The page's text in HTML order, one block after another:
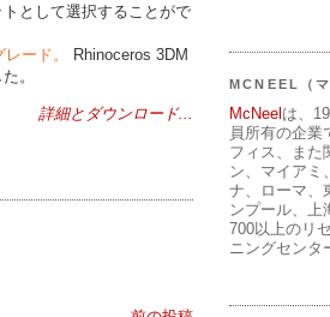
として選択することがで
ード。
Rhinoceros 3DM
。
詳細とダウンロード...
MCNEEL（
McNeelは、
員所有の企業
フィス、また
ン、マイアミ
ナ、ローマ、
ンプール、上
700以上のリ
ニングセンタ